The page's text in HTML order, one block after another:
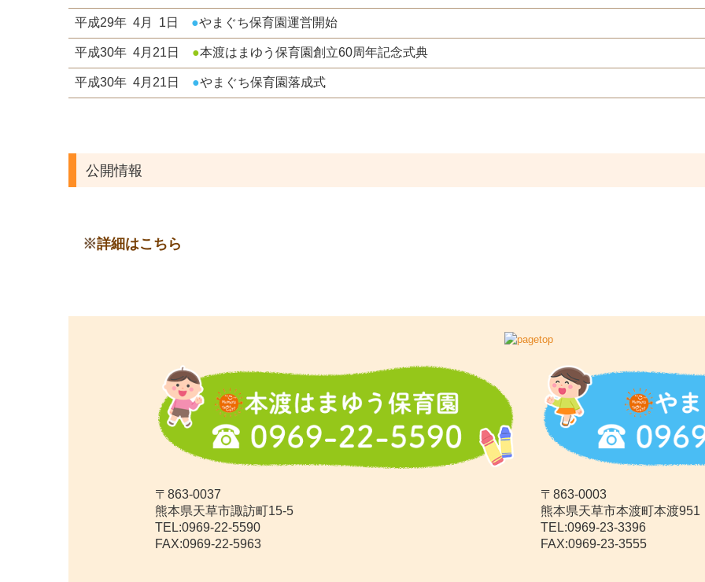
平成29年 4月 1日 ●やまぐち保育園運営開始
平成30年 4月21日 ●本渡はまゆう保育園創立60周年記念式典
平成30年 4月21日 ●やまぐち保育園落成式
公開情報
※詳細はこちら
〒863-0037
熊本県天草市諏訪町15-5
TEL:0969-22-5590
FAX:0969-22-5963
〒863-0003
熊本県天草市本渡町本渡951
TEL:0969-23-3396
FAX:0969-23-3555